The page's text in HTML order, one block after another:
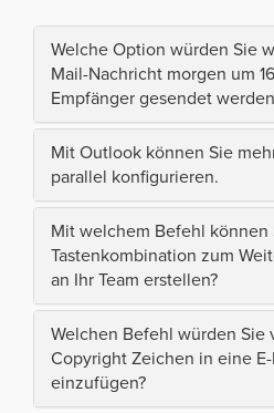
Welche Option würden Sie
Mail-Nachricht morgen um
Empfänger gesendet
Mit Outlook können Sie
parallel konfigurieren.
Mit welchem Befehl können
Tastenkombination zum
an Ihr Team erstellen?
Welchen Befehl würden Sie
Copyright Zeichen in eine
einzufügen?